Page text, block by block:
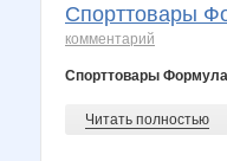
Спорттовары
комментарий
Спорттовары
Читать полностью